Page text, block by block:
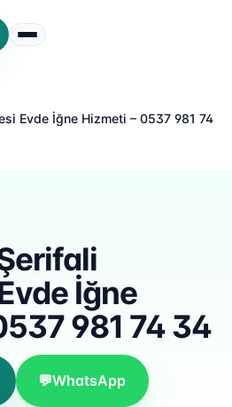
Menüyü aç/kapat
Evde İğne Hizmeti – 0537 981 74
İğne
981 74 34
💬WhatsApp